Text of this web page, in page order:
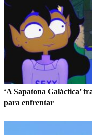
‘A Sapatona Galáctica’
para enfrentar